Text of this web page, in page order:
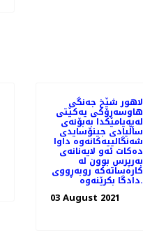
لاهور شێخ جه‌نگی
هاوسه‌رۆكی یه‌كێتی
له‌په‌یامێكدا به‌بۆنه‌ی
ساڵیادی جینۆسایدی
شه‌نگالییه‌كانه‌وه‌ داوا
ده‌كات ئه‌و لایه‌نانه‌ی
به‌رپرس بوون له‌
كاره‌ساته‌كه‌ روبه‌ڕووی
دادگا بكرێنه‌وه‌.
03 August 2021